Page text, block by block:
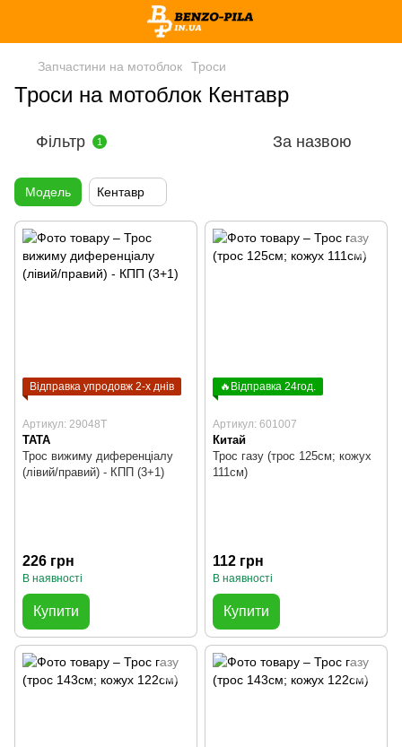
Запчастини на мотоблок Троси
Троси на мотоблок Кентавр
Фільтр 1 За назвою
Модель Кентавр
Відправка упродовж 2-х днів
Артикул: 29048T
TATA
Трос вижиму диференціалу
(лівий/правий) - КПП (3+1)
226 грн
В наявності
Купити
🔥Відправка 24год.
Артикул: 601007
Китай
Трос газу (трос 125см; кожух
111см)
112 грн
В наявності
Купити